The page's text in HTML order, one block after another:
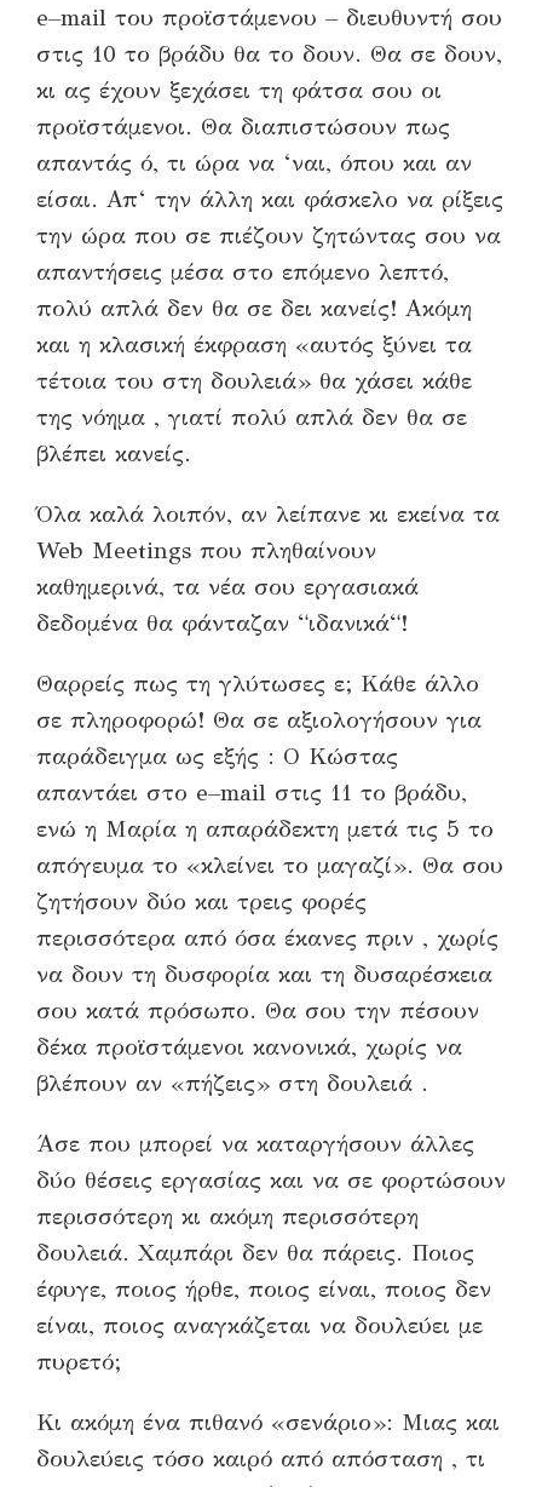
e–mail του προϊστάμενου – διευθυντή σου
στις 10 το βράδυ θα το δουν. Θα σε δουν,
κι ας έχουν ξεχάσει τη φάτσα σου οι
προϊστάμενοι. Θα διαπιστώσουν πως
απαντάς ό, τι ώρα να ‘ναι, όπου και αν
είσαι. Απ‘ την άλλη και φάσκελο να ρίξεις
την ώρα που σε πιέζουν ζητώντας σου να
απαντήσεις μέσα στο επόμενο λεπτό,
πολύ απλά δεν θα σε δει κανείς! Ακόμη
και η κλασική έκφραση «αυτός ξύνει τα
τέτοια του στη δουλειά» θα χάσει κάθε
της νόημα , γιατί πολύ απλά δεν θα σε
βλέπει κανείς.
Όλα καλά λοιπόν, αν λείπανε κι εκείνα τα
Web Meetings που πληθαίνουν
καθημερινά, τα νέα σου εργασιακά
δεδομένα θα φάνταζαν “ιδανικά“!
Θαρρείς πως τη γλύτωσες ε; Κάθε άλλο
σε πληροφορώ! Θα σε αξιολογήσουν για
παράδειγμα ως εξής : Ο Κώστας
απαντάει στο e–mail στις 11 το βράδυ,
ενώ η Μαρία η απαράδεκτη μετά τις 5 το
απόγευμα το «κλείνει το μαγαζί». Θα σου
ζητήσουν δύο και τρεις φορές
περισσότερα από όσα έκανες πριν , χωρίς
να δουν τη δυσφορία και τη δυσαρέσκεια
σου κατά πρόσωπο. Θα σου την πέσουν
δέκα προϊστάμενοι κανονικά, χωρίς να
βλέπουν αν «πήζεις» στη δουλειά .
Άσε που μπορεί να καταργήσουν άλλες
δύο θέσεις εργασίας και να σε φορτώσουν
περισσότερη κι ακόμη περισσότερη
δουλειά. Χαμπάρι δεν θα πάρεις. Ποιος
έφυγε, ποιος ήρθε, ποιος είναι, ποιος δεν
είναι, ποιος αναγκάζεται να δουλεύει με
πυρετό;
Κι ακόμη ένα πιθανό «σενάριο»: Μιας και
δουλεύεις τόσο καιρό από απόσταση , τι